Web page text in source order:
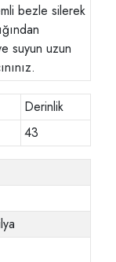
bezle silerek
suyun uzun
Derinlik
43